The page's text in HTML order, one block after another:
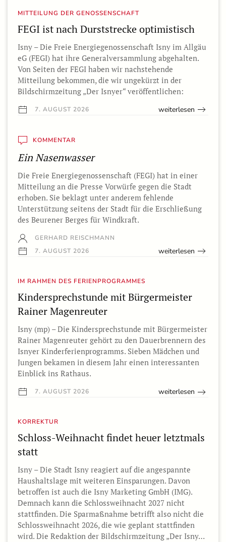
MITTEILUNG DER GENOSSENSCHAFT
FEGI ist nach Durststrecke optimistisch
Isny – Die Freie Energiegenossenschaft Isny im Allgäu
eG (FEGI) hat ihre Generalversammlung abgehalten.
Von Seiten der FEGI haben wir nachstehende
Mitteilung bekommen, die wir ungekürzt in der
Bildschirmzeitung „Der Isnyer“ veröffentlichen:
7. AUGUST 2026 weiterlesen
KOMMENTAR
Ein Nasenwasser
Die Freie Energiegenossenschaft (FEGI) hat in einer
Mitteilung an die Presse Vorwürfe gegen die Stadt
erhoben. Sie beklagt unter anderem fehlende
Unterstützung seitens der Stadt für die Erschließung
des Beurener Berges für Windkraft.
GERHARD REISCHMANN
7. AUGUST 2026
weiterlesen
IM RAHMEN DES FERIENPROGRAMMES
Kindersprechstunde mit Bürgermeister
Rainer Magenreuter
Isny (mp) – Die Kindersprechstunde mit Bürgermeister
Rainer Magenreuter gehört zu den Dauerbrennern des
Isnyer Kinderferienprogramms. Sieben Mädchen und
Jungen bekamen in diesem Jahr einen interessanten
Einblick ins Rathaus.
7. AUGUST 2026 weiterlesen
KORREKTUR
Schloss-Weihnacht findet heuer letztmals
statt
Isny – Die Stadt Isny reagiert auf die angespannte
Haushaltslage mit weiteren Einsparungen. Davon
betroffen ist auch die Isny Marketing GmbH (IMG).
Demnach kann die Schlossweihnacht 2027 nicht
stattfinden. Die Sparmaßnahme betrifft also nicht die
Schlossweihnacht 2026, die wie geplant stattfinden
wird. Die Redaktion der Bildschirmzeitung „Der Isny…